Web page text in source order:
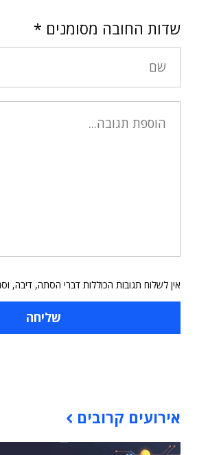
שדות החובה מסומנים *
אין לשלוח תגובות הכוללות דברי הסתה, דיבה,
אירועים קרובים